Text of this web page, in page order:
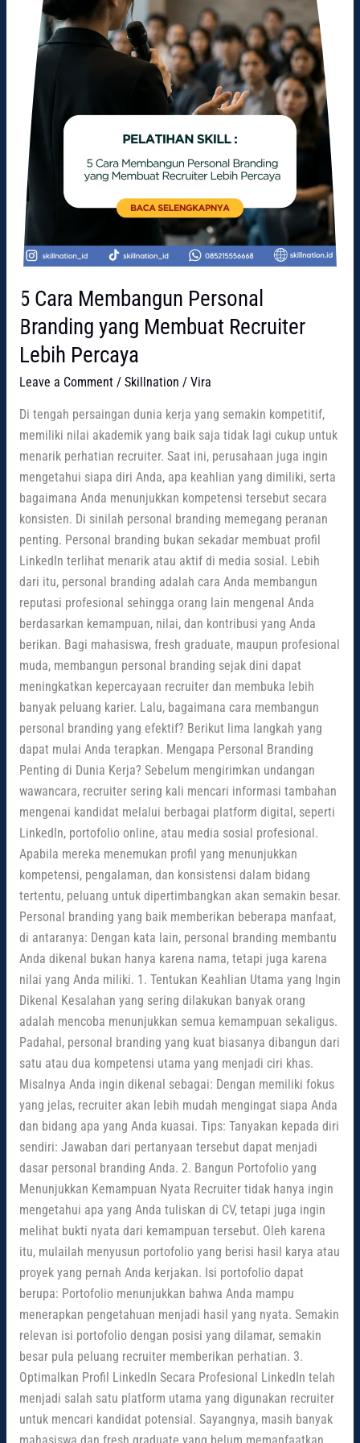
5 Cara Membangun Personal
Branding yang Membuat Recruiter
Lebih Percaya
Leave a Comment / Skillnation / Vira
Di tengah persaingan dunia kerja yang semakin kompetitif,
memiliki nilai akademik yang baik saja tidak lagi cukup untuk
menarik perhatian recruiter. Saat ini, perusahaan juga ingin
mengetahui siapa diri Anda, apa keahlian yang dimiliki, serta
bagaimana Anda menunjukkan kompetensi tersebut secara
konsisten. Di sinilah personal branding memegang peranan
penting. Personal branding bukan sekadar membuat profil
LinkedIn terlihat menarik atau aktif di media sosial. Lebih
dari itu, personal branding adalah cara Anda membangun
reputasi profesional sehingga orang lain mengenal Anda
berdasarkan kemampuan, nilai, dan kontribusi yang Anda
berikan. Bagi mahasiswa, fresh graduate, maupun profesional
muda, membangun personal branding sejak dini dapat
meningkatkan kepercayaan recruiter dan membuka lebih
banyak peluang karier. Lalu, bagaimana cara membangun
personal branding yang efektif? Berikut lima langkah yang
dapat mulai Anda terapkan. Mengapa Personal Branding
Penting di Dunia Kerja? Sebelum mengirimkan undangan
wawancara, recruiter sering kali mencari informasi tambahan
mengenai kandidat melalui berbagai platform digital, seperti
LinkedIn, portofolio online, atau media sosial profesional.
Apabila mereka menemukan profil yang menunjukkan
kompetensi, pengalaman, dan konsistensi dalam bidang
tertentu, peluang untuk dipertimbangkan akan semakin besar.
Personal branding yang baik memberikan beberapa manfaat,
di antaranya: Dengan kata lain, personal branding membantu
Anda dikenal bukan hanya karena nama, tetapi juga karena
nilai yang Anda miliki. 1. Tentukan Keahlian Utama yang Ingin
Dikenal Kesalahan yang sering dilakukan banyak orang
adalah mencoba menunjukkan semua kemampuan sekaligus.
Padahal, personal branding yang kuat biasanya dibangun dari
satu atau dua kompetensi utama yang menjadi ciri khas.
Misalnya Anda ingin dikenal sebagai: Dengan memiliki fokus
yang jelas, recruiter akan lebih mudah mengingat siapa Anda
dan bidang apa yang Anda kuasai. Tips: Tanyakan kepada diri
sendiri: Jawaban dari pertanyaan tersebut dapat menjadi
dasar personal branding Anda. 2. Bangun Portofolio yang
Menunjukkan Kemampuan Nyata Recruiter tidak hanya ingin
mengetahui apa yang Anda tuliskan di CV, tetapi juga ingin
melihat bukti nyata dari kemampuan tersebut. Oleh karena
itu, mulailah menyusun portofolio yang berisi hasil karya atau
proyek yang pernah Anda kerjakan. Isi portofolio dapat
berupa: Portofolio menunjukkan bahwa Anda mampu
menerapkan pengetahuan menjadi hasil yang nyata. Semakin
relevan isi portofolio dengan posisi yang dilamar, semakin
besar pula peluang recruiter memberikan perhatian. 3.
Optimalkan Profil LinkedIn Secara Profesional LinkedIn telah
menjadi salah satu platform utama yang digunakan recruiter
untuk mencari kandidat potensial. Sayangnya, masih banyak
Recruiter
Lebih
Percaya